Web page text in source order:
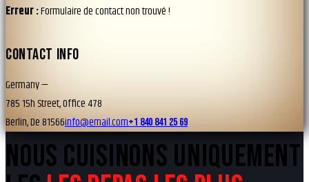
Erreur :Formulaire de contact non trouvé !
CONTACT INFO
Germany —
785 15h Street, Office 478
Berlin, De 81566info@email.com+1 840 841 25 69
NOUS CUISINONS UNIQUEMENT